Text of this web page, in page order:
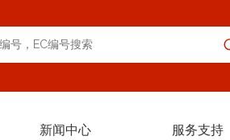
新闻中心 服务支持